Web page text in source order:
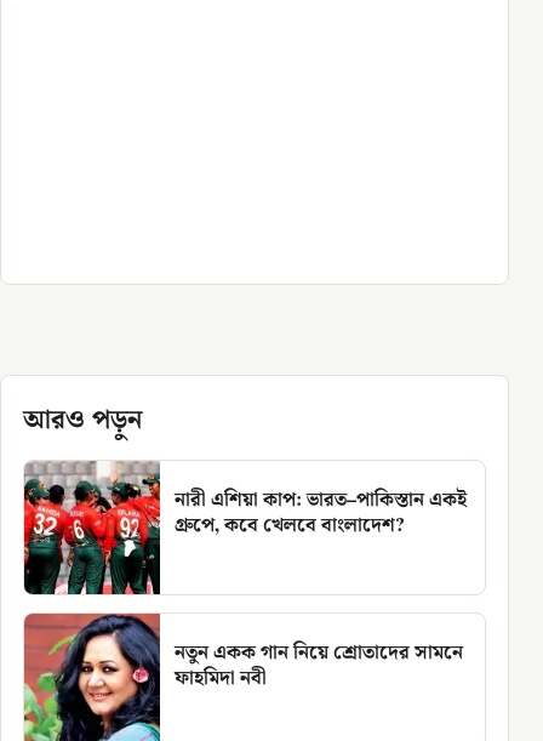
আরও পড়ুন
নারী এশিয়া কাপ: ভারত–পাকিস্তান একই
গ্রুপে, কবে খেলবে বাংলাদেশ?
নতুন একক গান নিয়ে শ্রোতাদের সামনে
ফাহমিদা নবী